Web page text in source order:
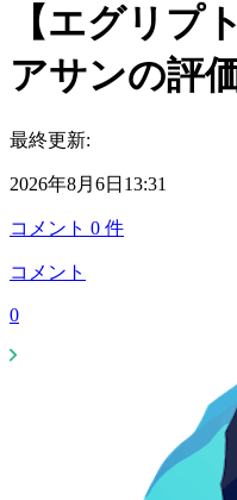
【エグリプ
アサンの評
最終更新:
2026年8月6日13:31
コメント 0 件
コメント
0